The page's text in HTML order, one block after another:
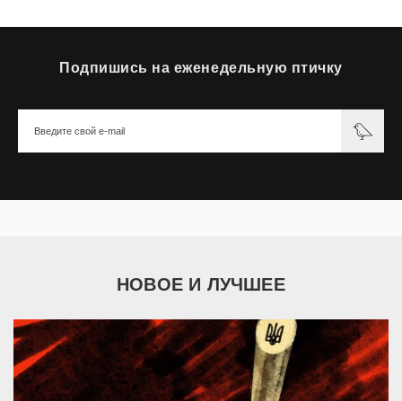
Подпишись на еженедельную птичку
НОВОЕ И ЛУЧШЕЕ